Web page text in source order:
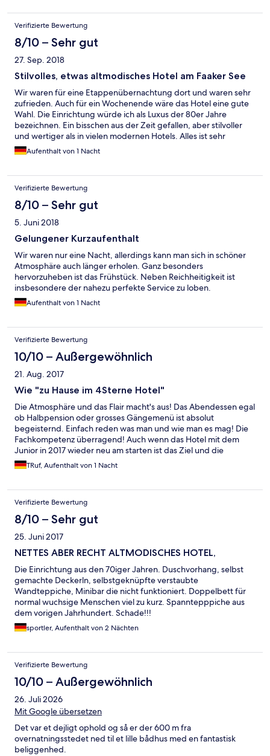
Verifizierte Bewertung
8/10 – Sehr gut
27. Sep. 2018
Stilvolles, etwas altmodisches Hotel am Faaker See
Wir waren für eine Etappenübernachtung dort und waren sehr
zufrieden. Auch für ein Wochenende wäre das Hotel eine gute
Wahl. Die Einrichtung würde ich als Luxus der 80er Jahre
bezeichnen. Ein bisschen aus der Zeit gefallen, aber stilvoller
und wertiger als in vielen modernen Hotels. Alles ist sehr
gepflegt und mit Sachverstand und Liebe präsentiert.
Besonders gut hat uns das hübsch angerichtete, reichhaltige
Aufenthalt von 1 Nacht
Verifizierte Bewertung
8/10 – Sehr gut
5. Juni 2018
Gelungener Kurzaufenthalt
Wir waren nur eine Nacht, allerdings kann man sich in schöner
Atmosphäre auch länger erholen. Ganz besonders
hervorzuheben ist das Frühstück. Neben Reichheitigkeit ist
insbesondere der nahezu perfekte Service zu loben.
Aufenthalt von 1 Nacht
Verifizierte Bewertung
10/10 – Außergewöhnlich
21. Aug. 2017
Wie "zu Hause im 4Sterne Hotel"
Die Atmosphäre und das Flair macht's aus! Das Abendessen egal
ob Halbpension oder grosses Gängemenü ist absolut
begeisternd. Einfach reden was man und wie man es mag! Die
Fachkompetenz überragend! Auch wenn das Hotel mit dem
Junior in 2017 wieder neu am starten ist das Ziel und die
Kompetenz ist Sterneniveau! Die Erfahrung und die Kenntnisse
sind da! Hoffentlich verliert das Ambiente damit den familären
und kann Familie Schachermayer, gepart mit Charme ist die
Spezilität. Vielen Dank für den schönen Aufenhalt.
TRuf, Aufenthalt von 1 Nacht
Verifizierte Bewertung
8/10 – Sehr gut
25. Juni 2017
NETTES ABER RECHT ALTMODISCHES HOTEL,
Die Einrichtung aus den 70iger Jahren. Duschvorhang, selbst
gemachte Deckerln, selbstgeknüpfte verstaubte
Wandteppiche, Minibar die nicht funktioniert. Doppelbett für
normal wuchsige Menschen viel zu kurz. Spanntepppiche aus
dem vorigen Jahrhundert. Schade!!!
sportler, Aufenthalt von 2 Nächten
Verifizierte Bewertung
10/10 – Außergewöhnlich
26. Juli 2026
Mit Google übersetzen
Det var et dejligt ophold og så er der 600 m fra
overnatningsstedet ned til et lille bådhus med en fantastisk
beliggenhed.